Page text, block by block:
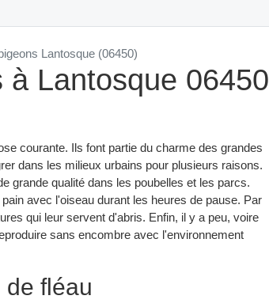
Lantosque (06450)
à Lantosque 06450
courante. Ils font partie du charme des grandes
dans les milieux urbains pour plusieurs raisons.
grande qualité dans les poubelles et les parcs.
avec l'oiseau durant les heures de pause. Par
qui leur servent d'abris. Enfin, il y a peu, voire
sans encombre avec l'environnement
fléau